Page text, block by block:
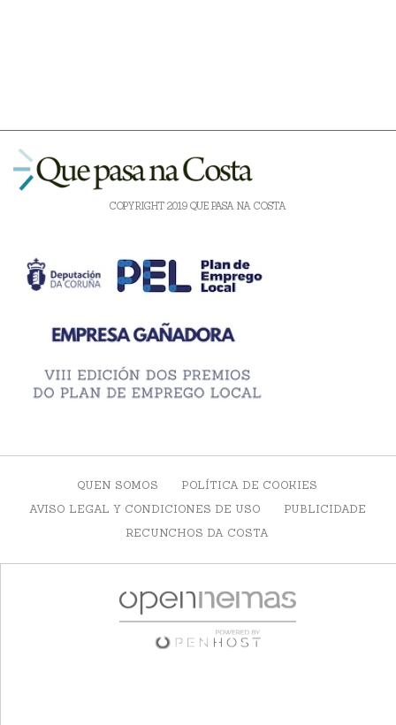
COPYRIGHT 2019 QUE PASA NA COSTA
QUEN SOMOS
POLÍTICA DE COOKIES
AVISO LEGAL Y CONDICIONES DE USO
PUBLICIDADE
RECUNCHOS DA COSTA